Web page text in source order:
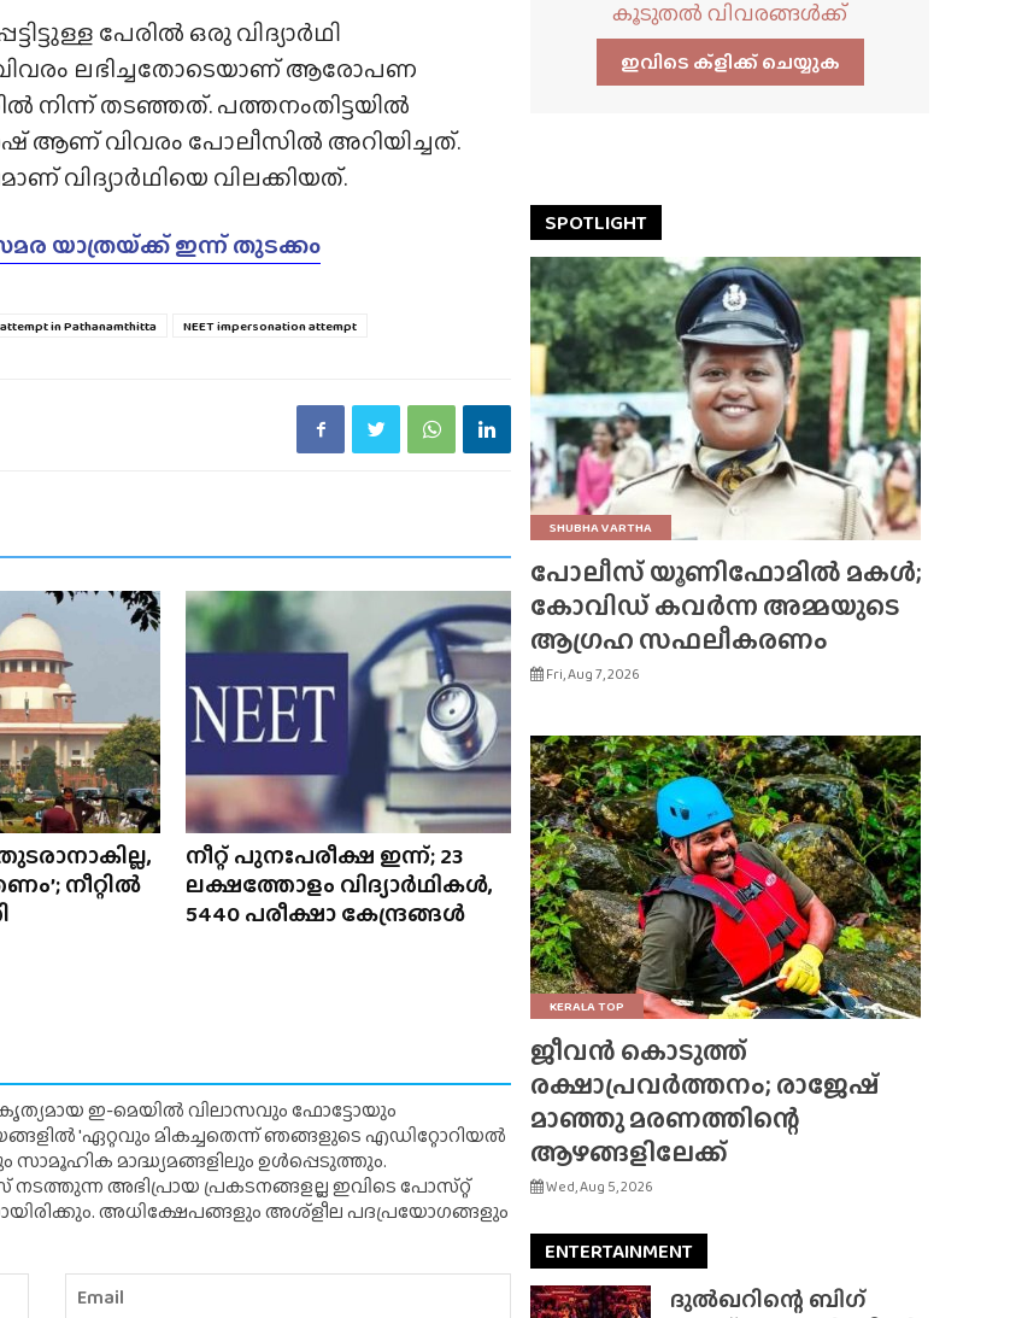
പേരിൽ ഒരു വിദ്യാർഥി
ലഭിച്ചതോടെയാണ് ആരോപണ
നിന്ന് തടഞ്ഞത്. പത്തനംതിട്ടയിൽ
ആണ് വിവരം പോലീസിൽ അറിയിച്ചത്.
വിദ്യാർഥിയെ വിലക്കിയത്.
യാത്രയ്‌ക്ക് ഇന്ന് തുടക്കം
in Pathanamthitta NEET impersonation attempt
നീറ്റിൽ
നീറ്റ് പുനഃപരീക്ഷ ഇന്ന്; 23
ലക്ഷത്തോളം വിദ്യാർഥികൾ,
5440 പരീക്ഷാ കേന്ദ്രങ്ങൾ
കൃത്യമായ ഇ-മെയിൽ വിലാസവും ഫോട്ടോയും
'ഏറ്റവും മികച്ചതെന്ന് ഞങ്ങളുടെ എഡിറ്റോറിയൽ
മാദ്ധ്യമങ്ങളിലും ഉൾപ്പെടുത്തും.
അഭിപ്രായ പ്രകടനങ്ങളല്ല ഇവിടെ പോസ്‌റ്റ്
അധിക്ഷേപങ്ങളും അശ്‌ളീല പദപ്രയോഗങ്ങളും
കൂടുതൽ വിവരങ്ങൾക്ക്
ഇവിടെ ക്ളിക്ക്‌ ചെയ്യുക
SPOTLIGHT
SHUBHA VARTHA
പോലീസ് യൂണിഫോമിൽ മകൾ;
കോവിഡ് കവർന്ന അമ്മയുടെ
ആഗ്രഹ സഫലീകരണം
Fri, Aug 7, 2026
KERALA TOP
ജീവൻ കൊടുത്ത്
രക്ഷാപ്രവർത്തനം; രാജേഷ്
മാഞ്ഞു മരണത്തിന്റെ
ആഴങ്ങളിലേക്ക്
Wed, Aug 5, 2026
ENTERTAINMENT
ദുൽഖറിന്റെ ബിഗ്